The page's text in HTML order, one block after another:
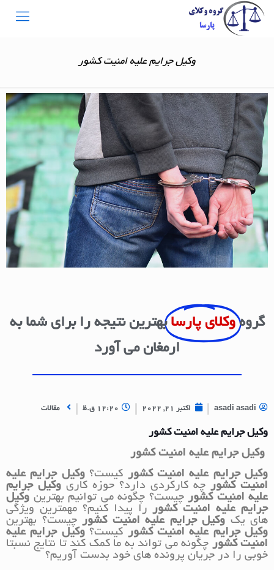
وکیل جرایم علیه امنیت کشور
گروه وکلای پارسا بهترین نتیجه را برای شما به
ارمغان می آورد
asadi asadi اکتبر 21, 2022 12:20 ق.ظ مقالات
وکیل جرایم علیه امنیت کشور
وکیل جرایم علیه امنیت کشور
وکیل جرایم علیه امنیت کشور کیست؟وکیل جرایم علیه
امنیت کشور چه کارکردی دارد؟ حوزه کاری وکیل جرایم
علیه امنیت کشور چیست؟ چگونه می توانیم بهترین وکیل
جرایم علیه امنیت کشوررا پیدا کنیم؟ مهمترین ویژگی
های یک وکیل جرایم علیه امنیت کشور چیست؟ بهترین
وکیل جرایم علیه امنیت کشور کیست؟وکیل جرایم علیه
امنیت کشور چگونه می تواند به ما کمک کند تا نتایج نسبتا
خوبی را در جریان پرونده های خود بدست آوریم؟